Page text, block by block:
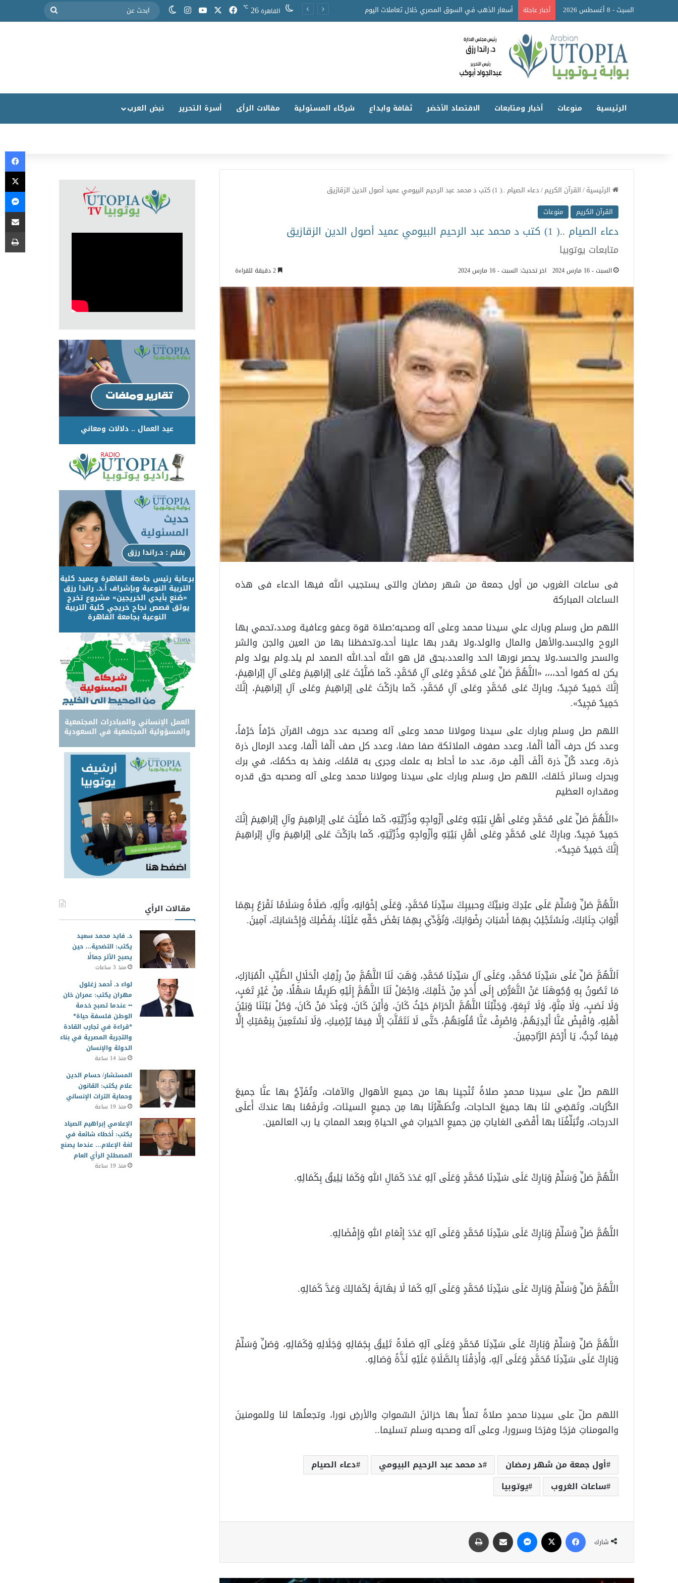
السبت - 8 أغسطس 2026 أخبار عاجلة أسعار الذهب في السوق المصري خلال تعاملات اليوم القاهرة26
℃
الرئيسية منوعات أخبار ومتابعات الاقتصاد الأخضر ثقافة وابداع شركاء المسئولية مقالات الرأى أسرة التحرير نبض العرب
الرئيسية/القرآن الكريم/دعاء الصيام ..( 1) كتب د محمد عبد الرحيم البيومي عميد أصول الدين الزقازيق
القرآن الكريم
منوعات
دعاء الصيام ..( 1) كتب د محمد عبد الرحيم البيومي عميد أصول الدين الزقازيق
متابعات يوتوبيا
السبت - 16 مارس 2024 اخر تحديث: السبت - 16 مارس 2024
فى ساعات الغروب من أول جمعة من شهر رمضان والتى يستجيب الله فيها الدعاء فى هذه
الساعات المباركة
اللهم صل وسلم وبارك علي سيدنا محمد وعلى آله وصحبه؛صلاة قوة وعفو وعافية ومدد،تحمي بها
الروح والجسد،والأهل والمال والولد،ولا يقدر بها علينا أحد،وتحفظنا بها من العين والجن والشر
والسحر والحسد،ولا يحصر نورها الحد والعدد،بحق قل هو الله أحد.الله الصمد لم يلد.ولم يولد ولم
يكن له كفوا أحد،،،، «اللَّهُمَّ صَلِّ عَلى مُحَمَّدٍ وعَلى آلِ مُحَمَّدٍ، كَما صَلَّيْتَ عَلى إبْراهِيمَ وعَلى آلِ إبْراهِيمَ،
إنَّكَ حَمِيدٌ مَجِيدٌ، وبارِكْ عَلى مُحَمَّدٍ وعَلى آلِ مُحَمَّدٍ، كَما بارَكْتَ عَلى إبْراهِيمَ وعَلى آلِ إبْراهِيمَ، إنَّكَ
حَمِيدٌ مَجِيدٌ».
‏اللهم صل وسلم وبارك على سيدنا ومولانا محمد وعلى آله وصحبه عدد حروف القرآن حَرْفاً حَرْفاً،
وعدد كل حرف ألْفا ألْفا، وعدد صفوف الملائكة صفا صفا، وعدد كل صف ألْفا ألْفا، وعدد الرمال ذرة
ذرة، وعدد كُلِّ ذرة ألْفَ ألْفِ مرة، عدد ما أحاط به علمك وجرى به قلمُك، ونفذ به حكمُك، في برك
وبحرك وسائر خَلقك، اللهم صل وسلم وبارك على سيدنا ومولانا محمد وعلى آله وصحبه حق قدره
ومقداره العظيم
«اللَّهُمَّ صَلِّ عَلى مُحَمَّدٍ وعَلى أهْلِ بَيْتِهِ وعَلى أزْواجِهِ وذُرِّيَّتِهِ، كَما صَلَّيْتَ عَلى إبْراهِيمَ وآلِ إبْراهِيمَ إنَّكَ
حَمِيدٌ مَجِيدٌ، وبارِكْ عَلى مُحَمَّدٍ وعَلى أهْلِ بَيْتِهِ وأزْواجِهِ وذُرِّيَّتِهِ، كَما بارَكْتَ عَلى إبْراهِيمَ وآلِ إبْراهِيمَ
إنَّكَ حَمِيدٌ مَجِيدٌ».
اللَّهُمَّ صَلِّ وَسُلِّمَ عَلَى عبْدِكَ ونبيِّكَ وحبيبِكَ سيِّدِنَا مُحَمَّدٍ، وَعَلَى إخْوَانِهِ، وآَلِهِ، صَلَاةً وسَلَامًا نَقْرَعُ بِهِمَا
أَبْوَابَ جِنَانِكَ، ونَسْتَجْلِبُ بِهِمَا أَسْبَابَ رِضْوَانِكَ، وَنُؤَدِّي بِهِمَا بَعْضَ حَقِّهِ عَلَيْنَا، بِفَضْلِكَ وَإِحْسَانِكَ، آمِينَ.
اَللَّهُمَّ صَلِّ عَلَى سَيِّدِنَا مُحَمَّدِ، وعَلَى آلِ سَيِّدِنَا مُحَمَّدِ، وَهَبَ لَنَا اللَّهُمَّ مِنْ رِزْقِكِ الْحَلَالِ الطَّيِّبِ الْمُبَارَكِ،
مَا تَصُونُ بِهِ وُجُوهَنَا عَنْ التَّعَرُّضِ إِلَى أَحَدٍ مِنْ خَلْقِكَ، وَاجْعَلْ لَنَا اللَّهُمَّ إِلَيْهِ طَرِيقًا سَهْلًا، مِنْ غَيْرِ تَعَبٍ،
وَلَا نَصَبٍ، وَلَا مِنَّةٍ، وَلَا تَبِعَةٍ، وَجَنِّبْنَا اللَّهُمَّ الْحَرَامَ حَيْثُ كَانَ، وَأَيْنَ كَانَ، وَعِنْدَ مَنْ كَانَ، وَحُلْ بَيْنَنَا وَبَيْنَ
أَهْلِهِ، وَاقْبِضْ عَنَّا أَيْدِيَهُمْ، وَاصْرِفْ عَنَّا قُلُوبَهُمْ، حَتَّى لَا نَتَقَلَّبَ إِلَّا فِيمَا يُرْضِيكِ، وَلَا نَسْتَعِينَ بِنِعْمَتِكِ إِلًّا
فِيمَا تُحِبُّ، يَا أَرْحَمَ الرَّاحِمِينَ.
اللهم صلِّ على سيدِنا محمدٍ صلاةً تُنْجيِنا بها من جميع الأهوال والآفات، وتُفَرِّجُ بها عنَّا جميعَ
الكُرُبات، وتَقضِي لنَا بها جميعَ الحاجات، وتُطَهِّرُنَا بها مِن جميعِ السيئات، وتَرفَعُنا بها عندكَ أَعلَى
الدرجات، وتُبَلِّغُنَا بها أَقْصَى الغاياتِ مِن جميعِ الخيراتِ في الحياةِ وبعد المماتِ يا رب العالمين.
اللَّهُمَّ صَلِّ وَسَلِّمْ وَبَارِكْ عَلَى سَيِّدِنَا مُحَمَّدٍ وَعَلَى آلِهِ عَدَدَ كَمَالِ اللهِ وَكَمَا يَلِيقُ بِكَمَالِهِ.
اللَّهُمَّ صَلِّ وَسَلِّمْ وَبَارِكْ عَلَى سَيِّدِنَا مُحَمَّدٍ وَعَلَى آلِهِ عَدَدَ إِنْعَامِ اللهِ وَإِفْضَالِهِ.
اللَّهُمَّ صَلِّ وَسَلِّمْ وَبَارِكْ عَلَى سَيِّدِنَا مُحَمَّدٍ وَعَلَى آلِهِ كَمَا لَا نِهَايَةَ لِكَمَالِكَ وَعَدَّ كَمَالِهِ.
اللَّهُمَّ صَلِّ وَسَلِّمْ وَبَارِكْ عَلَى سَيِّدِنَا مُحَمَّدٍ وَعَلَى آلِهِ صَلَاةً تَلِيقُ بِجَمَالِهِ وَجَلَالِهِ وَكَمَالِهِ، وَصَلِّ وَسَلِّمْ
وَبَارِكْ عَلَى سَيِّدِنَا مُحَمَّدٍ وَعَلَى آلِهِ، وَأَذِقْنَا بِالصَّلَاةِ عَلَيْهِ لَذَّةً وَصَالِهِ.
اللهم صلّ على سيدِنا محمدٍ صلاةً تملأُ بها خزائنَ السّمواتِ والأرضِ نورا، وتجعلُها لنا وللمومنينَ
والمومناتِ فرَجَا وفرَحَا وسرورا، وعلى آله وصحبه وسلم تسليما..
أول جمعة من شهر رمضان د محمد عبد الرحيم البيومي
دعاء الصيام
ساعات الغروب
يوتوبيا
شارك
عيد العمال .. دلالات ومعاني
برعاية رئيس جامعة القاهرة وعميد كلية
التربية النوعية وبإشراف أ.د. راندا رزق
«صُنع بأيدي الخريجين» مشروع تخرج
يوثق قصص نجاح خريجي كلية التربية
النوعية بجامعة القاهرة
العمل الإنساني والمبادرات المجتمعية
والمسؤولية المجتمعية في السعودية
مقالات الرأي
د. فايد محمد سعيد
يكتب: التضحية… حين
يصبح الأثر جمالًا
منذ 3 ساعات
لواء د. أحمد زغلول
مهران يكتب: عمران خان
•• عندما تصبح خدمة
الوطن فلسفة حياة*
*قراءة في تجارب القادة
والتجربة المصرية في بناء
الدولة والإنسان
منذ 14 ساعة
المستشار/ حسام الدين
علام يكتب: القانون
وحماية التراث الإنساني
منذ 19 ساعة
الإعلامي إبراهيم الصياد
يكتب: أخطاء شائعة في
لغة الإعلام… عندما يصنع
المصطلح الرأي العام
منذ 19 ساعة